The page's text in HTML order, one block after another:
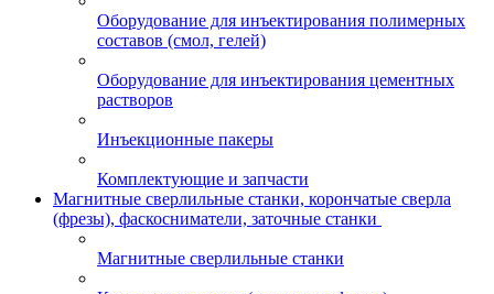
Оборудование для инъектирования полимерных
составов (смол, гелей)
Оборудование для инъектирования цементных
растворов
Инъекционные пакеры
Комплектующие и запчасти
Магнитные сверлильные станки, корончатые сверла
(фрезы), фаскосниматели, заточные станки
Магнитные сверлильные станки